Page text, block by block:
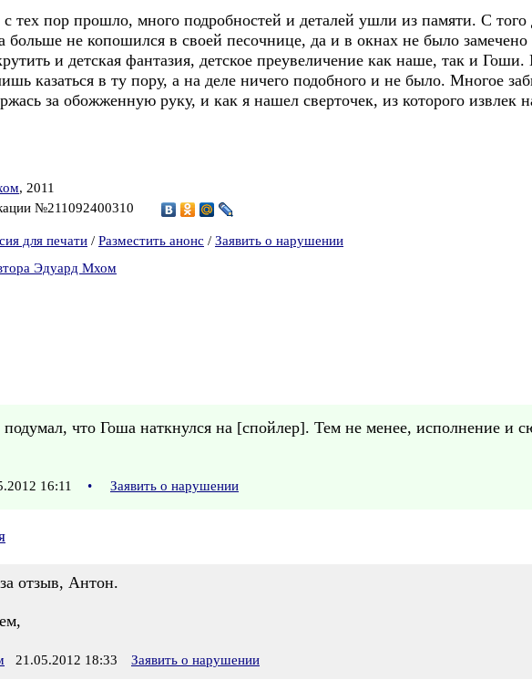
тех пор прошло, много подробностей и деталей ушли из памяти. С
больше не копошился в своей песочнице, да и в окнах не было
и детская фантазия, детское преувеличение как наше, так и
казаться в ту пору, а на деле ничего подобного и не было. Многое
за обожженную руку, и как я нашел сверточек, из которого извлек
, 2011
№211092400310
для печати / Разместить анонс / Заявить о нарушении
Эдуард Мхом
что Гоша наткнулся на [спойлер]. Тем не менее, исполнение и
16:11 • Заявить о нарушении
отзыв, Антон.
21.05.2012 18:33 Заявить о нарушении